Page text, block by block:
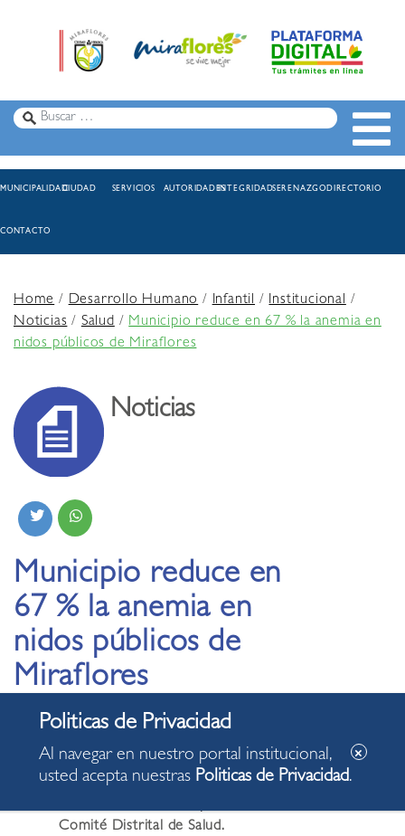
MUNICIPALIDADCIUDAD SERVICIOS AUTORIDADESINTEGRIDADSERENAZGODIRECTORIO
CONTACTO
Home/Desarrollo Humano/Infantil /Institucional/
Noticias/Salud/Municipio reduce en 67 % la anemia en
nidos públicos de Miraflores
Noticias
Municipio reduce en
67 % la anemia en
nidos públicos de
Miraflores
Logro obtenido por la comuna miraflorina fue
Comité Distrital de Salud.
Al navegar en nuestro portal institucional,
usted acepta nuestras Politicas de Privacidad.